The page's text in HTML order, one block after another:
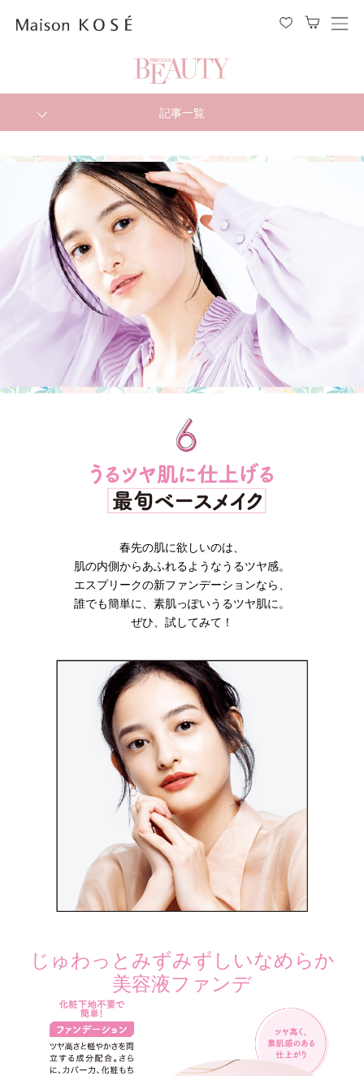
メ
開
る
記事一覧
春先の肌に欲しいのは、
肌の内側からあふれるようなうるツヤ感。
エスプリークの新ファンデーションなら、
誰でも簡単に、素肌っぽいうるツヤ肌に。
ぜひ、試してみて！
じゅわっとみずみずしいなめらか
美容液ファンデ